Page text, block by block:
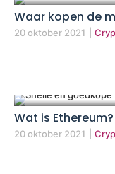
Waar kopen de
20 oktober 2021
Wat is Ethereum?
20 oktober 2021